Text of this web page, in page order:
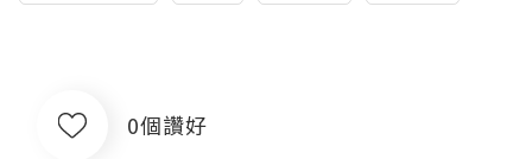
0個讚好